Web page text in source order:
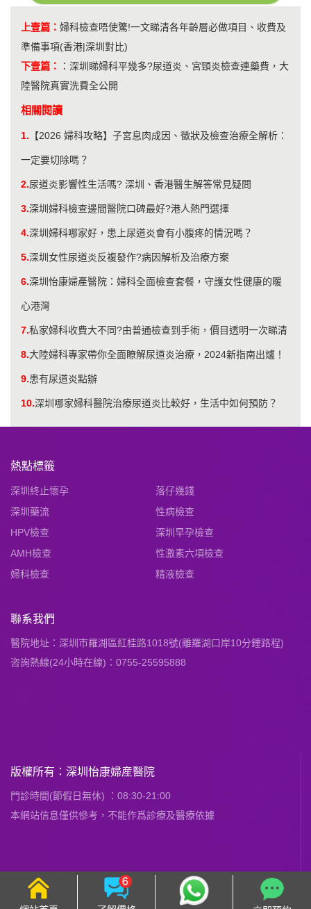
上壹篇： 婦科檢查唔使驚!一文睇清各年齡層必做項目、收費及
準備事項(香港|深圳對比)
下壹篇：
： 深圳睇婦科平幾多?尿道炎、宮頸炎檢查連藥費，大
陸醫院真實洗費全公開
相關閱讀
1. 【2026 婦科攻略】子宮息肉成因、徵狀及檢查治療全解析：
一定要切除嗎？
2.尿道炎影響性生活嗎? 深圳、香港醫生解答常見疑問
3.深圳婦科檢查邊間醫院口碑最好?港人熱門選擇
4.深圳婦科哪家好，患上尿道炎會有小腹疼的情況嗎？
5.深圳女性尿道炎反複發作?病因解析及治療方案
6.深圳怡康婦產醫院：婦科全面檢查套餐，守護女性健康的暖
心港灣
7.私家婦科收費大不同?由普通檢查到手術，價目透明一次睇清
8.大陸婦科專家帶你全面瞭解尿道炎治療，2024新指南出爐！
9.患有尿道炎點辦
10.深圳哪家婦科醫院治療尿道炎比較好，生活中如何預防？
熱點標籤
深圳終止懷孕
落仔幾錢
深圳藥流
性病檢查
HPV檢查
深圳早孕檢查
AMH檢查
性激素六項檢查
婦科檢查
精液檢查
聯系我們
醫院地址：深圳市羅湖區紅桂路1018號(離羅湖口岸10分鍾路程)
咨詢熱線(24小時在線)：0755-25595888
版權所有：深圳怡康婦産醫院
門診時間(節假日無休) ：08:30-21:00
本網站信息僅供慘考，不能作爲診療及醫療依據